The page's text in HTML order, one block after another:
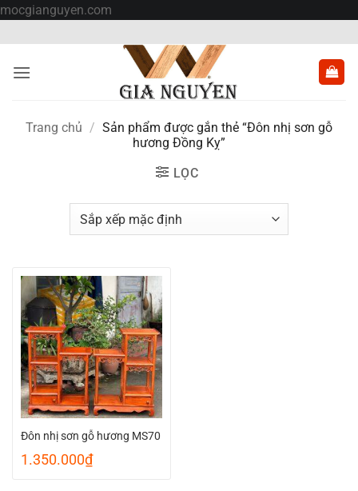
mocgianguyen.com
nội
dung
Trang chủ / Sản phẩm được gắn thẻ “Đôn nhị sơn gỗ
hương Đồng Kỵ”
LỌC
Đôn nhị sơn gỗ hương MS70
1.350.000₫